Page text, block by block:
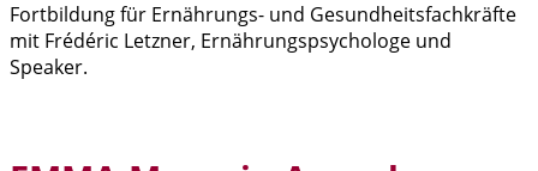
Fortbildung für Ernährungs- und Gesundheitsfachkräfte
mit Frédéric Letzner, Ernährungspsychologe und
Speaker.